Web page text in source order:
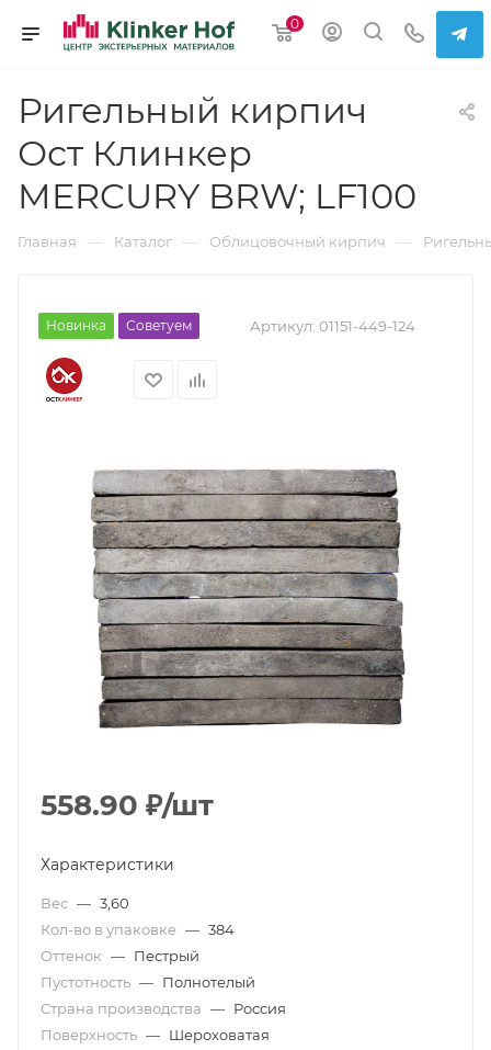
0
Ригельный кирпич
Ост Клинкер
MERCURY BRW; LF100
Главная — Каталог — Облицовочный кирпич —
Новинка Советуем Артикул: 01151-449-124
558.90 ₽/шт
Характеристики
Вес — 3,60
Кол-во в упаковке — 384
Оттенок — Пестрый
Пустотность — Полнотелый
Страна производства — Россия
Поверхность — Шероховатая